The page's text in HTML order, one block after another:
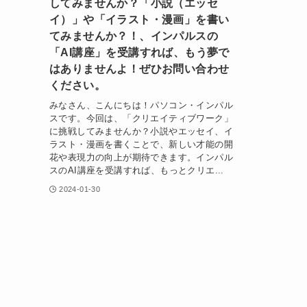
してみませんか？「小説（エッセ
イ）」や「イラスト・漫画」を書い
てみませんか？！、インパルスの
「AI講座」を受講すれば、もう夢で
はありませんよ！ぜひお問い合わせ
ください。
みなさん、こんにちは！パソコン・インパル
スです。今回は、「クリエイティブワーク」
に挑戦してみませんか？小説やエッセイ、イ
ラスト・漫画を書くことで、新しい才能の開
花や表現力の向上が期待できます。インパル
スのAI講座を受講すれば、もっとクリエ...
2024-01-30